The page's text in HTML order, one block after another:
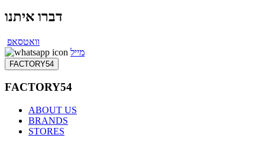
דברו איתנו
וואטסאפ
מייל
FACTORY54
FACTORY54
ABOUT US
BRANDS
STORES